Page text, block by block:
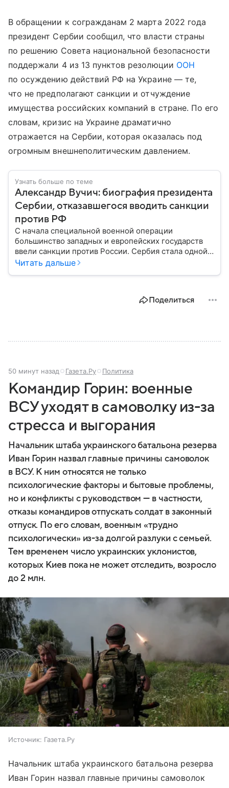
В обращении к согражданам 2 марта 2022 года
президент Сербии сообщил, что власти страны
по решению Совета национальной безопасности
поддержали 4 из 13 пунктов резолюции ООН
по осуждению действий РФ на Украине — те,
что не предполагают санкции и отчуждение
имущества российских компаний в стране. По его
словам, кризис на Украине драматично
отражается на Сербии, которая оказалась под
огромным внешнеполитическим давлением.
Узнать больше по теме
Александр Вучич: биография президента
Сербии, отказавшегося вводить санкции
против РФ
С начала специальной военной операции
большинство западных и европейских государств
ввели санкции против России. Сербия стала одной
из немногих стран, оставшейся нейтральной в этом
Читать дальше
Поделиться
50 минут назад Газета.Ру Политика
Командир Горин: военные
ВСУ уходят в самоволку из-за
стресса и выгорания
Начальник штаба украинского батальона резерва
Иван Горин назвал главные причины самоволок
в ВСУ. К ним относятся не только
психологические факторы и бытовые проблемы,
но и конфликты с руководством — в частности,
отказы командиров отпускать солдат в законный
отпуск. По его словам, военным «трудно
психологически» из-за долгой разлуки с семьей.
Тем временем число украинских уклонистов,
которых Киев пока не может отследить, возросло
до 2 млн.
Источник: Газета.Ру
Начальник штаба украинского батальона резерва
Иван Горин назвал главные причины самоволок